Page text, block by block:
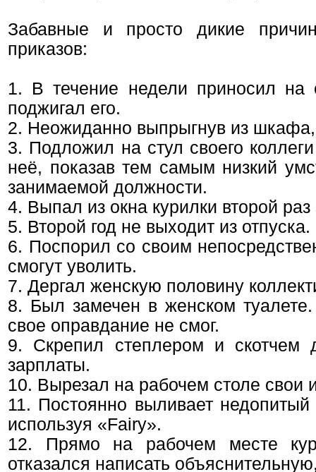
Забавные и просто дикие
приказов:
1. В течение недели приносил на
поджигал его.
2. Неожиданно выпрыгнув из
3. Подложил на стул своего
неё, показав тем самым низкий
занимаемой должности.
4. Выпал из окна курилки второй
5. Второй год не выходит из отпуска.
6. Поспорил со своим
смогут уволить.
7. Дергал женскую половину
8. Был замечен в женском туалете.
свое оправдание не смог.
9. Скрепил степлером и скотчем
зарплаты.
10. Вырезал на рабочем столе свои
11. Постоянно выливает
используя «Fаirу».
12. Прямо на рабочем месте
отказался написать